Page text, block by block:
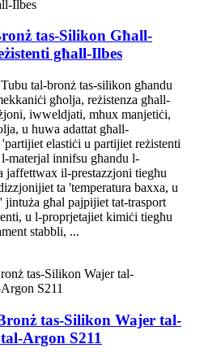
tas-Silikon Għall-
għall-Ilbes
tal-bronż tas-silikon għandu
għolja, reżistenza għall-
iwweldjati, mhux manjetiċi,
u huwa adattat għall-
elastiċi u partijiet reżistenti
materjal innifsu għandu l-
jaffettwax il-prestazzjoni tiegħu
ta 'temperatura baxxa, u
jintuża għal pajpijiet tat-trasport
u l-proprjetajiet kimiċi tiegħu
stabbli, ...
tas-Silikon Wajer tal-
Argon S211